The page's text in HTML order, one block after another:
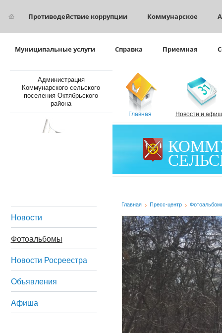
Противодействие коррупции Коммунарское
Муниципальные услуги Справка Приемная
Администрация
Коммунарского сельского
поселения Октябрьского
района
Главная Новости и
Новости
Фотоальбомы
Новости Росреестра
Объявления
Афиша
Главная Пресс-центр